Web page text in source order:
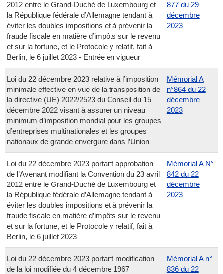
2012 entre le Grand-Duché de Luxembourg et
la République fédérale d’Allemagne tendant à
éviter les doubles impositions et à prévenir la
fraude fiscale en matière d’impôts sur le revenu
et sur la fortune, et le Protocole y relatif, fait à
Berlin, le 6 juillet 2023 - Entrée en vigueur
877 du 29
décembre
2023
Loi du 22 décembre 2023 relative à l’imposition
minimale effective en vue de la transposition de
la directive (UE) 2022/2523 du Conseil du 15
décembre 2022 visant à assurer un niveau
minimum d’imposition mondial pour les groupes
d’entreprises multinationales et les groupes
nationaux de grande envergure dans l’Union
Mémorial A
n°864 du 22
décembre
2023
Loi du 22 décembre 2023 portant approbation
de l’Avenant modifiant la Convention du 23 avril
2012 entre le Grand-Duché de Luxembourg et
la République fédérale d’Allemagne tendant à
éviter les doubles impositions et à prévenir la
fraude fiscale en matière d’impôts sur le revenu
et sur la fortune, et le Protocole y relatif, fait à
Berlin, le 6 juillet 2023
Mémorial A N°
842 du 22
décembre
2023
Loi du 22 décembre 2023 portant modification
de la loi modifiée du 4 décembre 1967
Mémorial A n°
836 du 22